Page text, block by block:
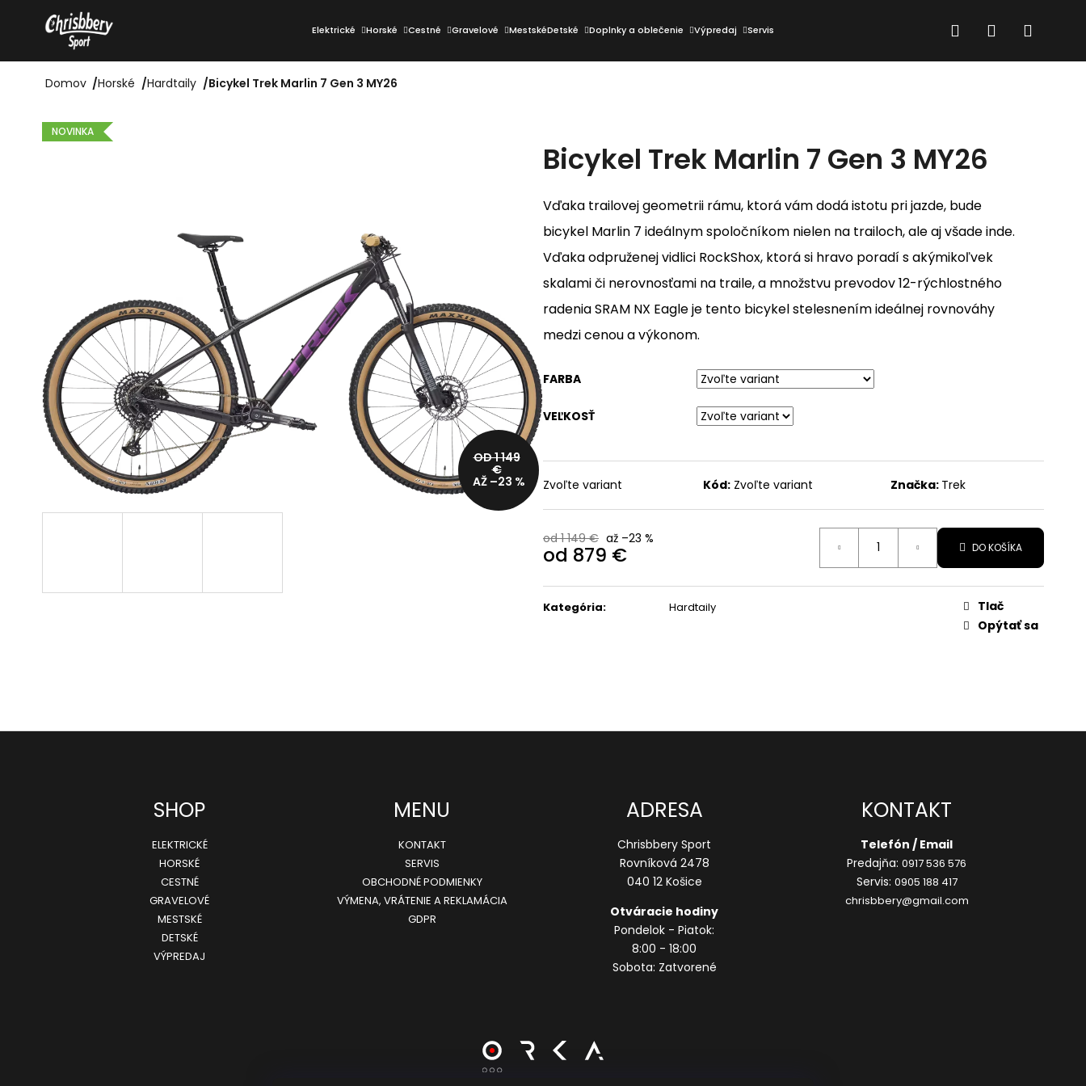
Elektrické Horské Cestné Gravelové MestskéDetské Doplnky a oblečenie Výpredaj Servis HľadaťPrihlásenie
Domov /Horské /Hardtaily /Bicykel Trek Marlin 7 Gen 3 MY26
Bicykel Trek Marlin 7 Gen 3 MY26
Vďaka trailovej geometrii rámu, ktorá vám dodá istotu pri jazde, bude
bicykel Marlin 7 ideálnym spoločníkom nielen na trailoch, ale aj všade inde.
Vďaka odpruženej vidlici RockShox, ktorá si hravo poradí s akýmikoľvek
skalami či nerovnosťami na traile, a množstvu prevodov 12-rýchlostného
radenia SRAM NX Eagle je tento bicykel stelesnením ideálnej rovnováhy
medzi cenou a výkonom.
FARBA
VEĽKOSŤ
Zvoľte variant Kód: Zvoľte variant Značka: Trek
od 1 149 € až –23 %
od 879 €
cena:
DO KOŠÍKA
Kategória: Hardtaily
Tlač
Opýtať sa
NOVINKA
OD 1 149
€
AŽ –23 %
š
Späť
obchodu
Späť
obchodu
Čo potrebujete nájsť?
HĽADAŤ
TESNIACI TMEL
BONTRAGER PRE
BEZDUŠOVÉ PLÁŠTE TLR
6 €
CYKLISTICKÁ BUNDA
TREK CIRCUIT SOFTSHELL
CYCLING JACKET
39,99 €
Pôvodne:99,99 €
OKULIARE RUDY
PROJECT SPINSHIELD AIR
ASH/MULTILASER
Pôvodne:135 €
SHOP
ELEKTRICKÉ
HORSKÉ
CESTNÉ
GRAVELOVÉ
MESTSKÉ
DETSKÉ
VÝPREDAJ
MENU
KONTAKT
SERVIS
OBCHODNÉ PODMIENKY
VÝMENA, VRÁTENIE A REKLAMÁCIA
GDPR
ADRESA
Chrisbbery Sport
Rovníková 2478
040 12 Košice
Otváracie hodiny
Pondelok - Piatok:
8:00 - 18:00
Sobota: Zatvorené
KONTAKT
Telefón / Email
Predajňa: 0917 536 576
Servis: 0905 188 417
chrisbbery@gmail.com